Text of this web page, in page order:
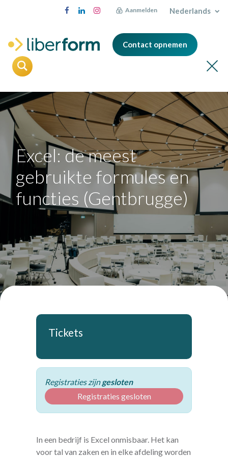
Aanmelden Nederlands
Contact opnemen
Excel: de meest
gebruikte formules en
functies (Gentbrugge)
Tickets
Registraties zijngesloten
Registraties gesloten
In een bedrijf is Excel onmisbaar. Het kan
voor tal van zaken en in elke afdeling worden